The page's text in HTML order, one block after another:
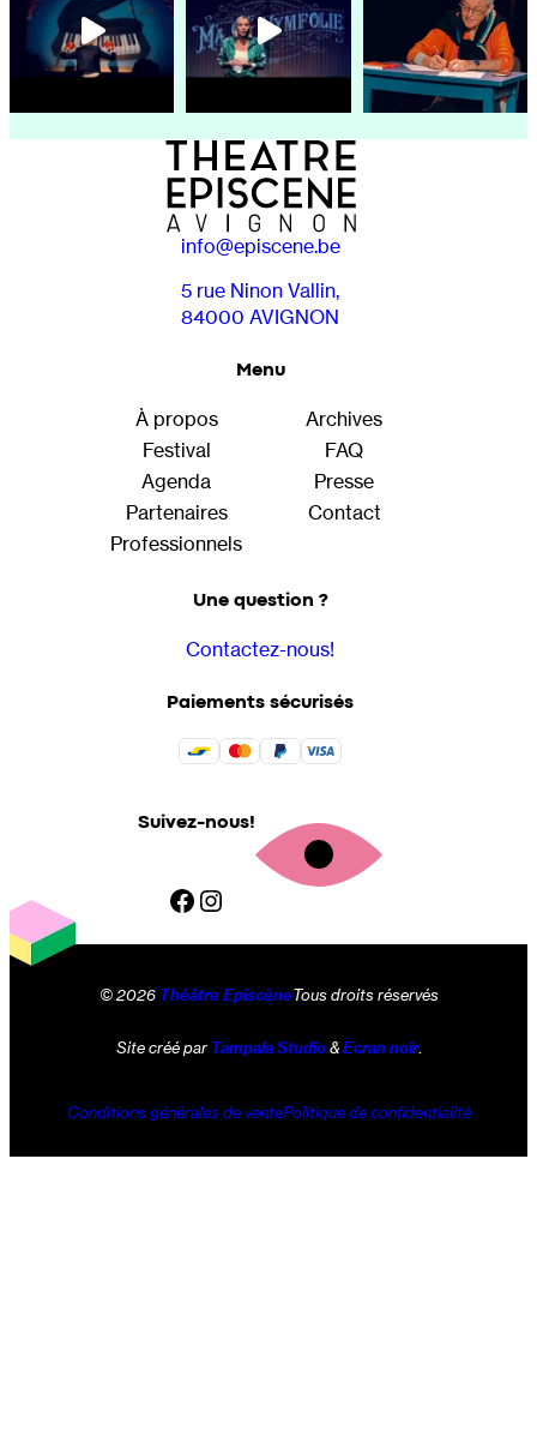
info@episcene.be
5 rue Ninon Vallin,
84000 AVIGNON
Menu
À propos
Festival
Agenda
Partenaires
Professionnels
Archives
FAQ
Presse
Contact
Une question ?
Contactez-nous!
Paiements sécurisés
Suivez-nous!
Facebook Instagram
© 2026 Théâtre EpiscèneTous droits réservés
Site créé par Tampala Studio&Ecran noir.
Conditions générales de ventePolitique de confidentialité